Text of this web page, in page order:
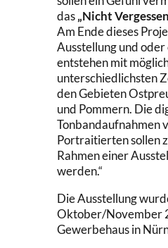
das„Nicht
Am Ende dieses
Ausstellung und oder
entstehen mit
unterschiedlichsten
den Gebieten
und Pommern. Die
Tonbandaufnahmen
Portraitierten sollen
Rahmen einer
werden.“
Die Ausstellung
Oktober/November
Gewerbehaus in